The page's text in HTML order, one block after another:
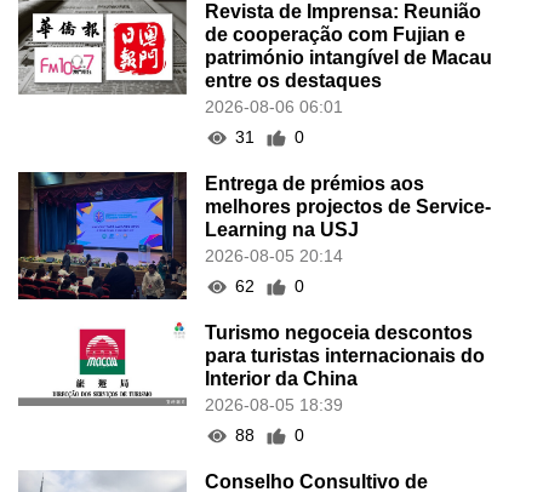
Revista de Imprensa: Reunião
de cooperação com Fujian e
património intangível de Macau
entre os destaques
2026-08-06 06:01
31
0
Entrega de prémios aos
melhores projectos de Service-
Learning na USJ
2026-08-05 20:14
62
0
Turismo negoceia descontos
para turistas internacionais do
Interior da China
2026-08-05 18:39
88
0
Conselho Consultivo de